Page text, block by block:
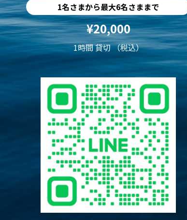
1名さまから最大6名さままで
¥20,000
1時間 貸切 （税込）